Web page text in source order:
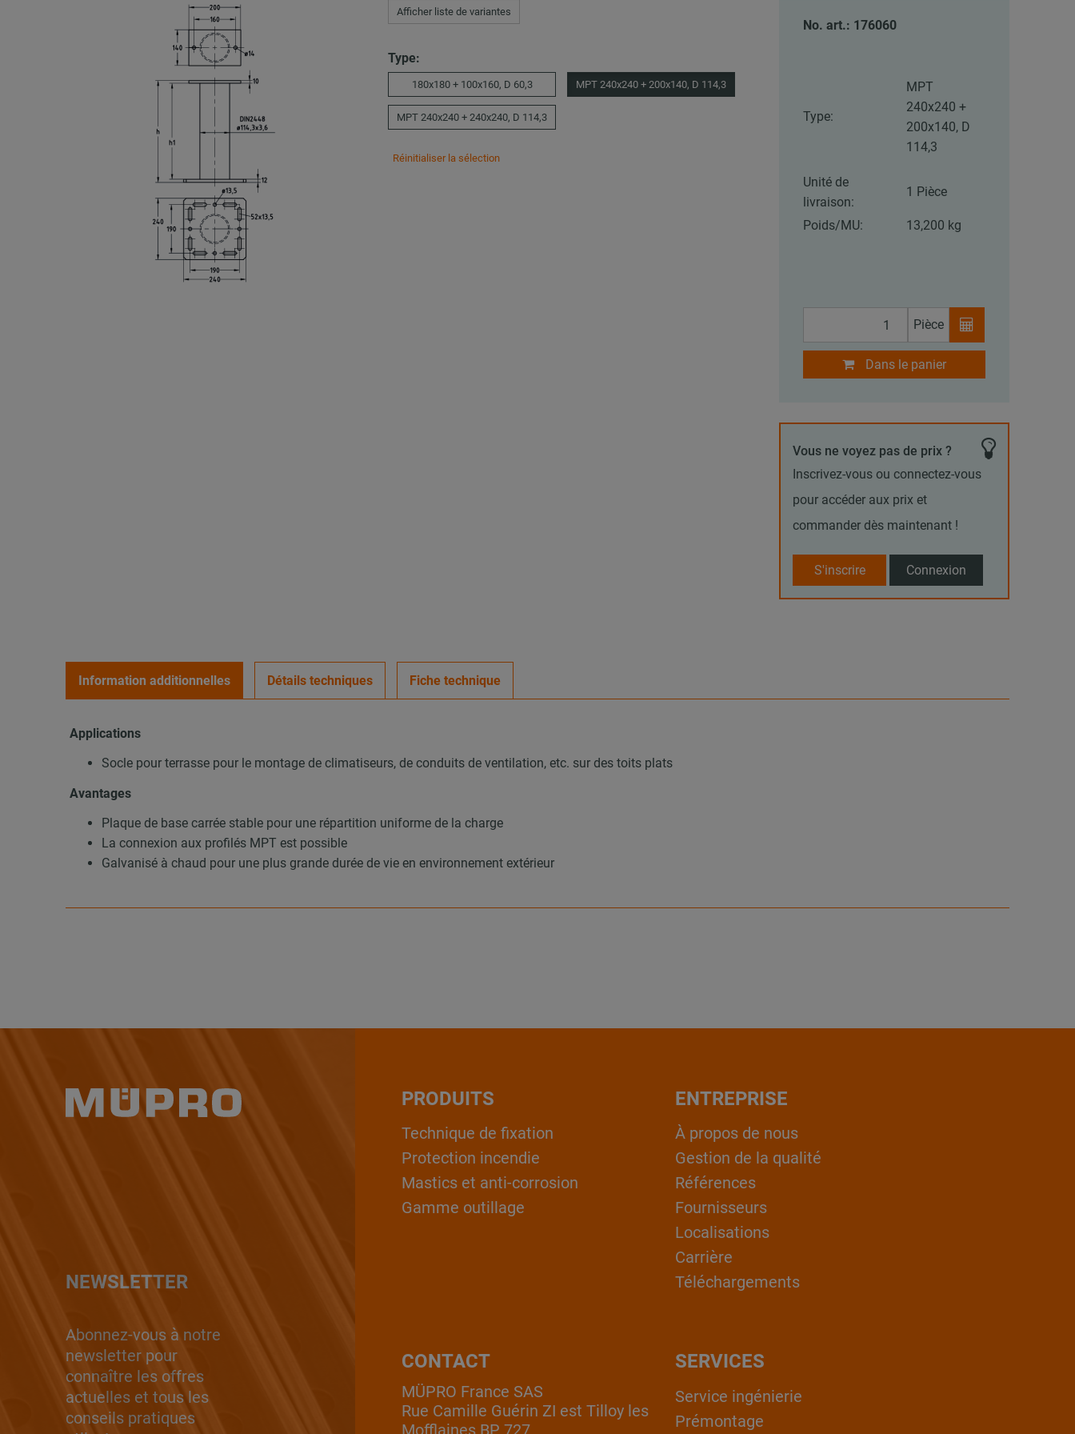
Afficher liste de variantes
Type:
180x180 + 100x160, D 60,3 MPT 240x240 + 200x140, D 114,3
MPT 240x240 + 240x240, D 114,3
Réinitialiser la sélection
No. art.: 176060
Type:
MPT
240x240 +
200x140, D
114,3
Unité de
livraison:
1 Pièce
Poids/MU: 13,200 kg
Pièce
Dans le panier
Vous ne voyez pas de prix ?
Inscrivez-vous ou connectez-vous
pour accéder aux prix et
commander dès maintenant !
S'inscrire Connexion
Information additionnelles Détails techniques Fiche technique
Applications
Socle pour terrasse pour le montage de climatiseurs, de conduits de ventilation, etc. sur des toits plats
Avantages
Plaque de base carrée stable pour une répartition uniforme de la charge
La connexion aux profilés MPT est possible
Galvanisé à chaud pour une plus grande durée de vie en environnement extérieur
NEWSLETTER
Abonnez-vous à notre
newsletter pour
connaître les offres
actuelles et tous les
conseils pratiques
PRODUITS
Technique de fixation
Protection incendie
Mastics et anti-corrosion
Gamme outillage
ENTREPRISE
À propos de nous
Gestion de la qualité
Références
Fournisseurs
Localisations
Carrière
Téléchargements
CONTACT
MÜPRO France SAS
Rue Camille Guérin ZI est Tilloy les
Mofflaines BP 727
SERVICES
Service ingénierie
Prémontage